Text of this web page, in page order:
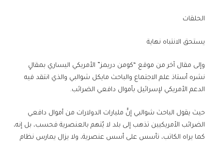
الحلقات
يستحق الانتباه نهاية
وإلى مقال آخر من موقع “كومن دريمز” الأمريكي اليساري بمقالٍ
نشره أستاذ علم الاجتماع والباحث مايكل شوالبي والذي انتقد فيه
الدعم الأمريكي لإسرائيل بأموال دافعي الضرائب.
حيث يقول الباحث شوالبي إنَّ مليارات الدولارات من أموال دافعي
الضرائب الأمريكيين تذهب إلى بلد لا يُتهم بالعنصرية فحسب، بل إنه،
كما يراه الكاتب، تأسس على أسس عنصرية، ولا يزال يمارس نظام